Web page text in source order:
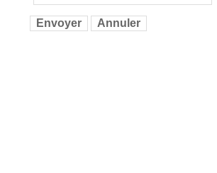
Envoyer Annuler